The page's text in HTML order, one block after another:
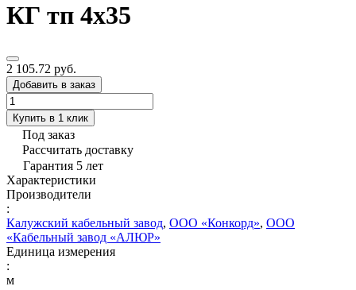
КГ тп 4х35
2 105.72 руб.
Добавить в заказ
Купить в 1 клик
Под заказ
Рассчитать доставку
Гарантия 5 лет
Характеристики
Производители
:
Калужский кабельный завод, ООО «Конкорд», ООО
«Кабельный завод «АЛЮР»
Единица измерения
:
м